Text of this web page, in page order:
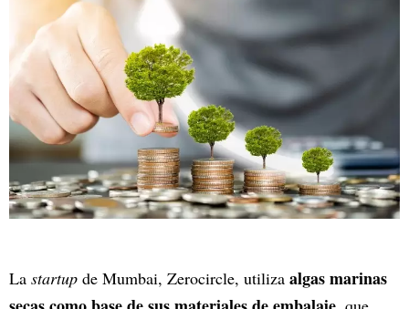
La startup de Mumbai, Zerocircle, utiliza algas marinas